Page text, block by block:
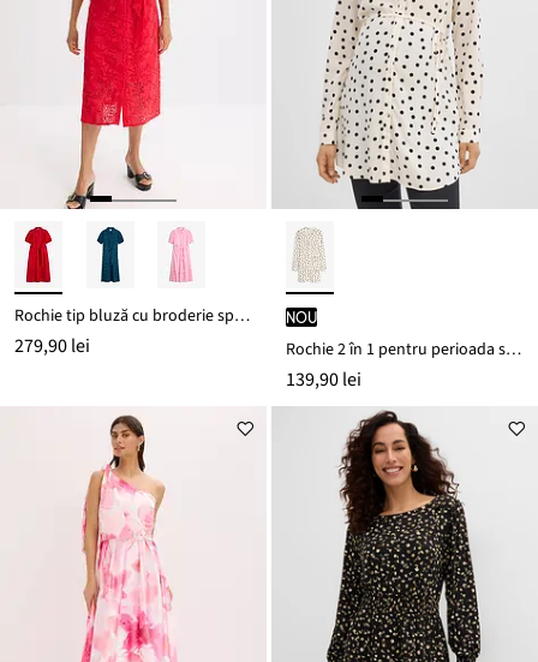
Rochie tip bluză cu broderie spartă din bumbac 100%
279,90 lei
nou
Rochie 2 în 1 pentru perioada sarcinii și pentru alăptare, din viscoză fluidă
139,90 lei